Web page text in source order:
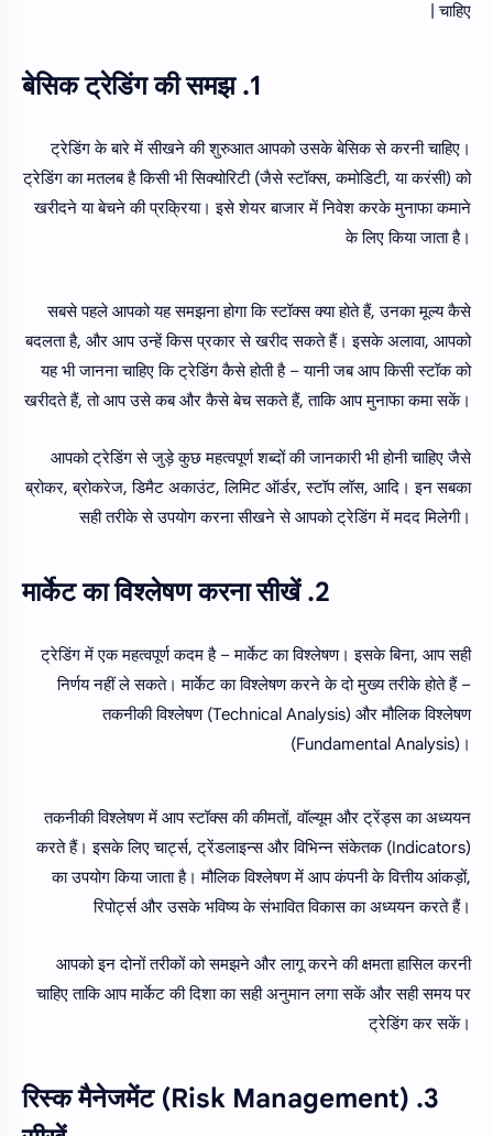
चाहिए |
1. बेसिक ट्रेडिंग की समझ
ट्रेडिंग के बारे में सीखने की शुरुआत आपको उसके बेसिक से करनी चाहिए।
ट्रेडिंग का मतलब है किसी भी सिक्योरिटी (जैसे स्टॉक्स, कमोडिटी, या करंसी) को
खरीदने या बेचने की प्रक्रिया। इसे शेयर बाजार में निवेश करके मुनाफा कमाने
के लिए किया जाता है।
सबसे पहले आपको यह समझना होगा कि स्टॉक्स क्या होते हैं, उनका मूल्य कैसे
बदलता है, और आप उन्हें किस प्रकार से खरीद सकते हैं। इसके अलावा, आपको
यह भी जानना चाहिए कि ट्रेडिंग कैसे होती है – यानी जब आप किसी स्टॉक को
खरीदते हैं, तो आप उसे कब और कैसे बेच सकते हैं, ताकि आप मुनाफा कमा सकें।
आपको ट्रेडिंग से जुड़े कुछ महत्वपूर्ण शब्दों की जानकारी भी होनी चाहिए जैसे
ब्रोकर, ब्रोकरेज, डिमैट अकाउंट, लिमिट ऑर्डर, स्टॉप लॉस, आदि। इन सबका
सही तरीके से उपयोग करना सीखने से आपको ट्रेडिंग में मदद मिलेगी।
2. मार्केट का विश्लेषण करना सीखें
ट्रेडिंग में एक महत्वपूर्ण कदम है – मार्केट का विश्लेषण। इसके बिना, आप सही
निर्णय नहीं ले सकते। मार्केट का विश्लेषण करने के दो मुख्य तरीके होते हैं –
तकनीकी विश्लेषण (Technical Analysis) और मौलिक विश्लेषण
(Fundamental Analysis)।
तकनीकी विश्लेषण में आप स्टॉक्स की कीमतों, वॉल्यूम और ट्रेंड्स का अध्ययन
करते हैं। इसके लिए चार्ट्स, ट्रेंडलाइन्स और विभिन्न संकेतक (Indicators)
का उपयोग किया जाता है। मौलिक विश्लेषण में आप कंपनी के वित्तीय आंकड़ों,
रिपोर्ट्स और उसके भविष्य के संभावित विकास का अध्ययन करते हैं।
आपको इन दोनों तरीकों को समझने और लागू करने की क्षमता हासिल करनी
चाहिए ताकि आप मार्केट की दिशा का सही अनुमान लगा सकें और सही समय पर
ट्रेडिंग कर सकें।
3. रिस्क मैनेजमेंट (Risk Management)